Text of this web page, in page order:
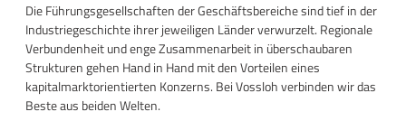
Die Führungsgesellschaften der Geschäftsbereiche sind tief in der
Industriegeschichte ihrer jeweiligen Länder verwurzelt. Regionale
Verbundenheit und enge Zusammenarbeit in überschaubaren
Strukturen gehen Hand in Hand mit den Vorteilen eines
kapitalmarktorientierten Konzerns. Bei Vossloh verbinden wir das
Beste aus beiden Welten.